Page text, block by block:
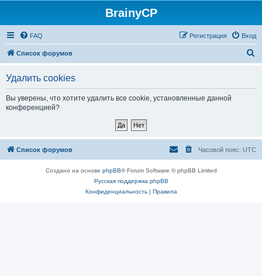
BrainyCP
FAQ Вход
Регистрация
Список форумов
Удалить cookies
Вы уверены, что хотите удалить все cookie, установленные данной
конференцией?
Список форумов Часовой пояс: UTC
Создано на основе phpBB® Forum Software © phpBB Limited
Русская поддержка phpBB
Конфиденциальность| Правила